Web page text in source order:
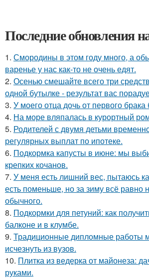
Последние обновления
1. Смородины в этом году много, а
варенье у нас как-то не очень едят.
2. Осенью смешайте всего три
одной бутылке - результат вас
3. У моего отца дочь от первого
4. На море вляпалась в курортный
5. Родителей с двумя детьми
регулярных выплат по ипотеке.
6. Подкормка капусты в июне: мы
крепких кочанов.
7. У меня есть лишний вес, пытаюсь
есть поменьше, но за зиму всё равно
обычного.
8. Подкормки для петуний: как
балконе и в клумбе.
9. Традиционные дипломные работы
исчезнуть из вузов.
10. Плитка из ведерка от майонеза:
руками.